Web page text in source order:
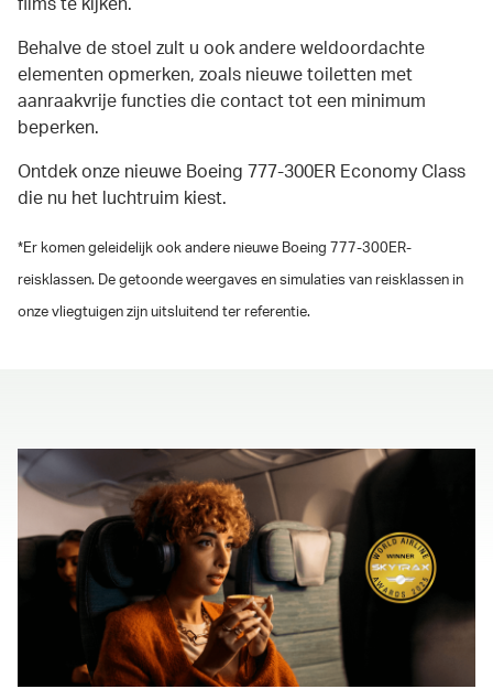
Behalve de stoel zult u ook andere weldoordachte
elementen opmerken, zoals nieuwe toiletten met
aanraakvrije functies die contact tot een minimum
beperken.
Ontdek onze nieuwe Boeing 777-300ER Economy Class
die nu het luchtruim kiest.
*Er komen geleidelijk ook andere nieuwe Boeing 777-300ER-
reisklassen. De getoonde weergaves en simulaties van reisklassen in
onze vliegtuigen zijn uitsluitend ter referentie.